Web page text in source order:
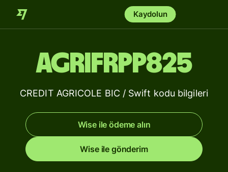
Kaydolun
AGRIFRPP825
CREDIT AGRICOLE BIC / Swift kodu bilgileri
Wise ile ödeme alın
Wise ile gönderim